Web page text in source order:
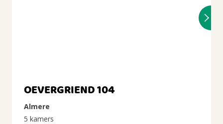
OEVERGRIEND 104
Almere
5 kamers